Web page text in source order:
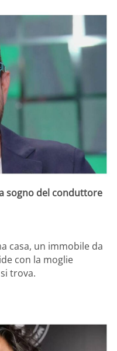
sogno del conduttore
casa, un immobile da
con la moglie
trova.